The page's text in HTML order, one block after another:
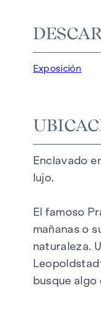
25
20
Balcones,
Certificado
Planta
ala de
Ala de
Exposición
Enclavado
lujo.
El famoso
mañanas o
naturaleza.
busque algo